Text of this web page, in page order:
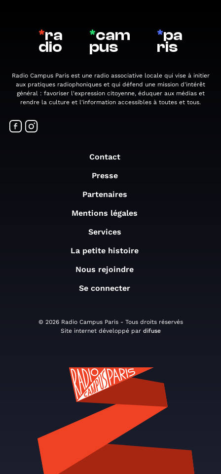
*ra
dio
*cam
pus
*pa
ris
Radio Campus Paris est une radio associative locale qui vise à initier
aux pratiques radiophoniques et qui défend une mission d'intérêt
général : favoriser l'expression citoyenne, éduquer aux médias et
rendre la culture et l'information accessibles à toutes et tous.
Contact
Presse
Partenaires
Mentions légales
Services
La petite histoire
Nous rejoindre
Se connecter
© 2026 Radio Campus Paris - Tous droits réservés
Site internet développé par difuse